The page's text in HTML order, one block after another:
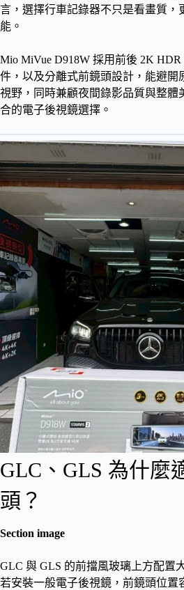
言，選擇行車記錄器不只是看畫質，
能。
Mio MiVue D918W 採用前後 2K
件，以及分離式前鏡頭設計，能避開
視野，同時兼顧夜間錄影品質與整體
合的電子後視鏡選擇。
GLC、GLS 為什麼
頭？
Section image
GLC 與 GLS 的前擋風玻璃上方配置
若安裝一般電子後視鏡，前鏡頭位置